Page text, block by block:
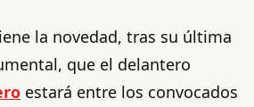
la novedad, tras su última
que el delantero
estará entre los convocados